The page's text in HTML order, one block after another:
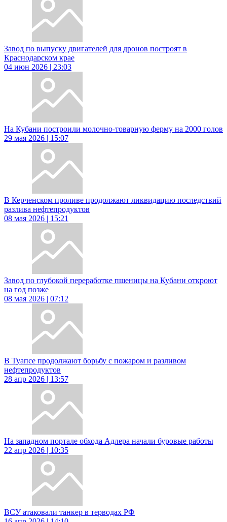
Завод по выпуску двигателей для дронов построят в
Краснодарском крае
04 июн 2026 | 23:03
На Кубани построили молочно-товарную ферму на 2000 голов
29 мая 2026 | 15:07
В Керченском проливе продолжают ликвидацию последствий
разлива нефтепродуктов
08 мая 2026 | 15:21
Завод по глубокой переработке пшеницы на Кубани откроют
на год позже
08 мая 2026 | 07:12
В Туапсе продолжают борьбу с пожаром и разливом
нефтепродуктов
28 апр 2026 | 13:57
На западном портале обхода Адлера начали буровые работы
22 апр 2026 | 10:35
ВСУ атаковали танкер в терводах РФ